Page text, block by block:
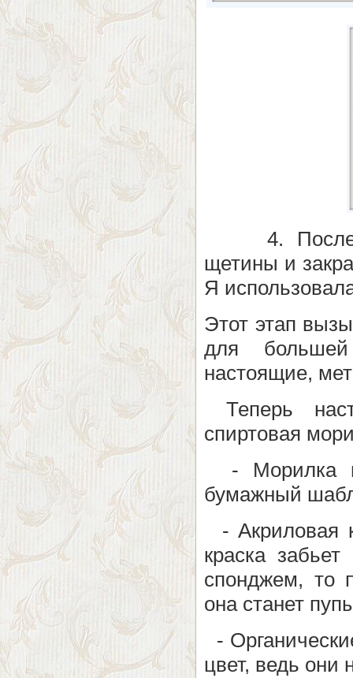
4.
щетины и
Я
Этот этап
для
настоящие,
Теперь
спиртовая
- Морилка
бумажный
- Акриловая
краска
спонджем, то
она станет
-
цвет, ведь они